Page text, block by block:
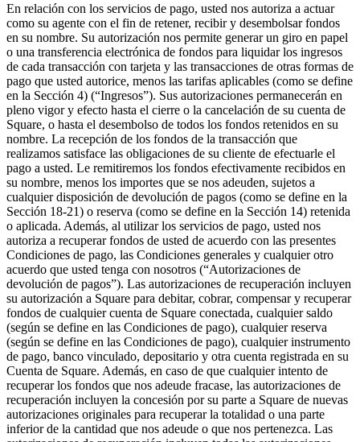
Capacidades
Acepta pagos
Haz un seguimiento del inventario
Agrega fuentes de ingresos
Administra tu flujo de caja
Haz un seguimiento del rendimiento
Haz que tus clientes regresen
Programa y paga a tu equipo
Vincula tu catálogo y configúralo rápidamente
Descubrir
Descripción general
Cambia a Square
Tipos
Salón de belleza
Salón de manicura y pedicura
Peluquería
Spa
En relación con los servicios de pago, usted nos autoriza a actuar
como su agente con el fin de retener, recibir y desembolsar fondos
en su nombre. Su autorización nos permite generar un giro en papel
o una transferencia electrónica de fondos para liquidar los ingresos
de cada transacción con tarjeta y las transacciones de otras formas de
pago que usted autorice, menos las tarifas aplicables (como se define
en la Sección 4) (“Ingresos”). Sus autorizaciones permanecerán en
pleno vigor y efecto hasta el cierre o la cancelación de su cuenta de
Square, o hasta el desembolso de todos los fondos retenidos en su
nombre. La recepción de los fondos de la transacción que
realizamos satisface las obligaciones de su cliente de efectuarle el
pago a usted. Le remitiremos los fondos efectivamente recibidos en
su nombre, menos los importes que se nos adeuden, sujetos a
cualquier disposición de devolución de pagos (como se define en la
Sección 18-21) o reserva (como se define en la Sección 14) retenida
o aplicada. Además, al utilizar los servicios de pago, usted nos
autoriza a recuperar fondos de usted de acuerdo con las presentes
Condiciones de pago, las Condiciones generales y cualquier otro
acuerdo que usted tenga con nosotros (“Autorizaciones de
devolución de pagos”). Las autorizaciones de recuperación incluyen
su autorización a Square para debitar, cobrar, compensar y recuperar
fondos de cualquier cuenta de Square conectada, cualquier saldo
(según se define en las Condiciones de pago), cualquier reserva
(según se define en las Condiciones de pago), cualquier instrumento
de pago, banco vinculado, depositario y otra cuenta registrada en su
Cuenta de Square. Además, en caso de que cualquier intento de
recuperar los fondos que nos adeude fracase, las autorizaciones de
recuperación incluyen la concesión por su parte a Square de nuevas
autorizaciones originales para recuperar la totalidad o una parte
inferior de la cantidad que nos adeude o que nos pertenezca. Las